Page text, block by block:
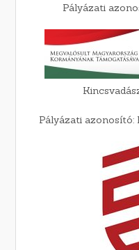
Pályázati
Pályázati